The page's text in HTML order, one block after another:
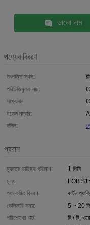
ভালো দাম
পণ্যের বিবরণ
উৎপত্তি স্থল:
পরিচিতিমুলক নাম:
সাক্ষ্যদান:
মডেল নম্বার:
দলিল:
প্রদান
ন্যূনতম চাহিদার পরিমাণ:
1 পিসি
মূল্য:
FOB
প্যাকেজিং বিবরণ:
কার্টন
ডেলিভারি সময়:
5 ~ 20
পরিশোধের শর্ত:
টি / টি,